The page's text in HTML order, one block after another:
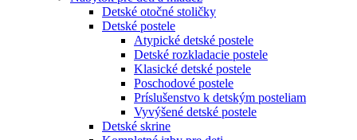
Detské otočné stoličky
Detské postele
Atypické detské postele
Detské rozkladacie postele
Klasické detské postele
Poschodové postele
Príslušenstvo k detským posteliam
Vyvýšené detské postele
Detské skrine